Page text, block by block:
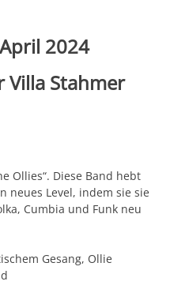
2024
Villa Stahmer
Ollies“. Diese Band hebt
neues Level, indem sie sie
Cumbia und Funk neu
Gesang, Ollie